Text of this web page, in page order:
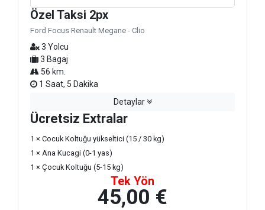
Özel Taksi 2px
Ford Focus Renault Megane - Clio
3 Yolcu
3 Bagaj
56 km.
1 Saat, 5 Dakika
Detaylar
Ücretsiz Extralar
1 × Cocuk Koltuğu yükseltici (15 / 30 kg)
1 × Ana Kucagi (0-1 yas)
1 × Çocuk Koltuğu (5-15 kg)
Tek Yön
45,00 €